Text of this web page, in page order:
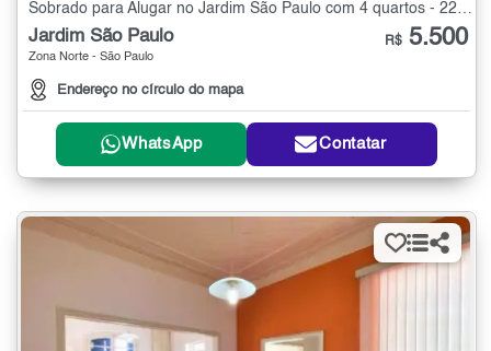
Sobrado para Alugar no Jardim São Paulo com 4 quartos - 220 m²
Jardim São Paulo
Zona Norte - São Paulo
Endereço no círculo do mapa
R$ 5.500
WhatsApp Contatar